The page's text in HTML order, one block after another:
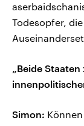
Todesopfer,
„Beide
Simon: